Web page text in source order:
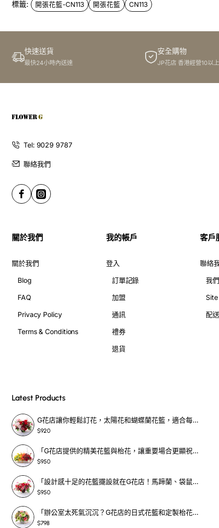
標籤: 開張花籃-CN113 開張花籃 CN113
快速送貨
最快24小時內送達
安全購物
JP花店 香港經營10以
Tel: 9029 9787
聯絡我們
關於我們
關於我們
Blog
FAQ
Privacy Policy
Terms & Conditions
我的帳戶
登入
訂單記錄
加盟
通訊
禮券
退貨
客戶
聯絡
我
配
Latest Products
G花店讓你輕鬆訂花，太陽花和蝴蝶蘭花籃，適合每個重要時刻！-SF390
$920
「G花店提供的精美花籃與枱花，讓重要場合更顯祝賀與喜悅，適合各種用場！」-SF398
$950
「設計感十足的花籃擺設就在G花店！馬蹄蘭、袋鼠爪、罌粟花，為你的重大場合增光添彩！」-SF209
$950
「辦公室太死氣沉沉？G花店的日式花籃和定製枱花，為你帶來新鮮感！」-SF465
$798